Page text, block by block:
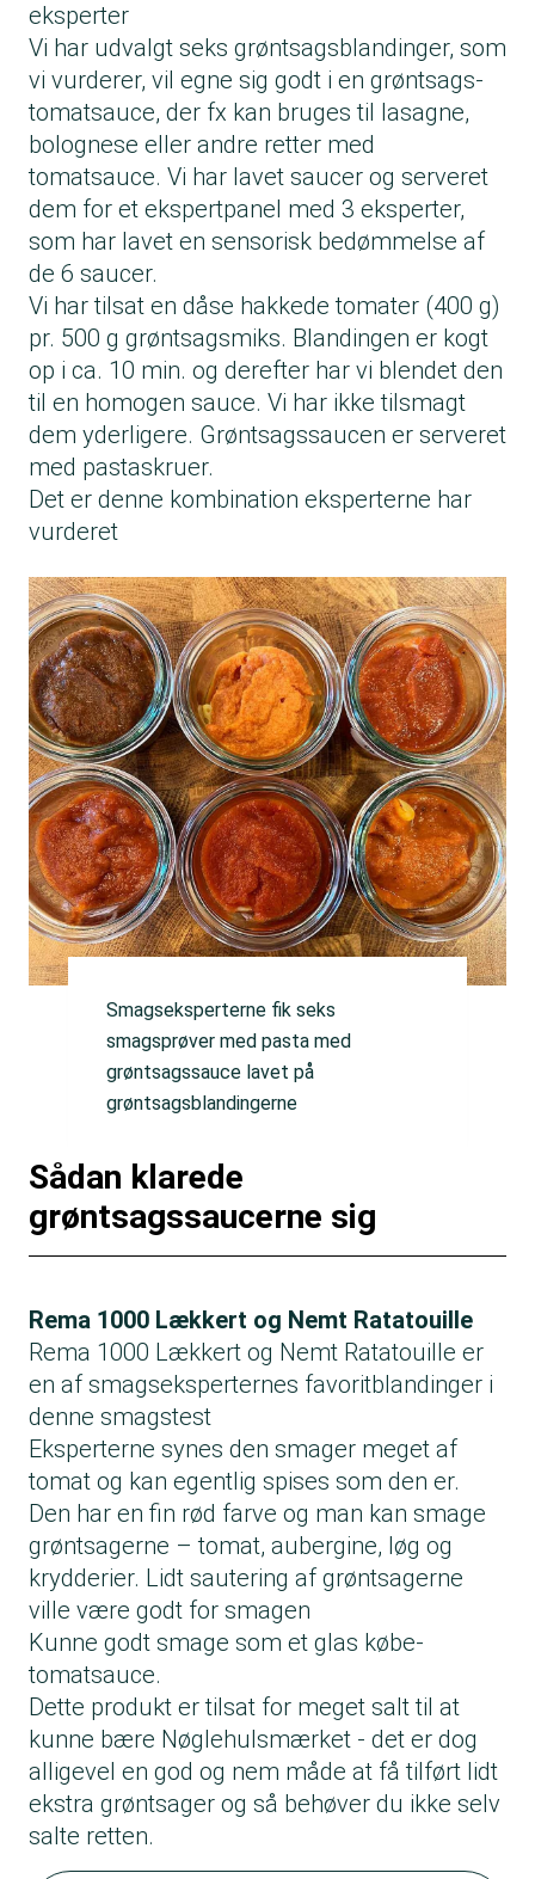
eksperter
Vi har udvalgt seks grøntsagsblandinger, som
vi vurderer, vil egne sig godt i en grøntsags-
tomatsauce, der fx kan bruges til lasagne,
bolognese eller andre retter med
tomatsauce. Vi har lavet saucer og serveret
dem for et ekspertpanel med 3 eksperter,
som har lavet en sensorisk bedømmelse af
de 6 saucer.
Vi har tilsat en dåse hakkede tomater (400 g)
pr. 500 g grøntsagsmiks. Blandingen er kogt
op i ca. 10 min. og derefter har vi blendet den
til en homogen sauce. Vi har ikke tilsmagt
dem yderligere. Grøntsagssaucen er serveret
med pastaskruer.
Det er denne kombination eksperterne har
vurderet
Smagseksperterne fik seks
smagsprøver med pasta med
grøntsagssauce lavet på
grøntsagsblandingerne
Sådan klarede
grøntsagssaucerne sig
Rema 1000 Lækkert og Nemt Ratatouille
Rema 1000 Lækkert og Nemt Ratatouille er
en af smagseksperternes favoritblandinger i
denne smagstest
Eksperterne synes den smager meget af
tomat og kan egentlig spises som den er.
Den har en fin rød farve og man kan smage
grøntsagerne – tomat, aubergine, løg og
krydderier. Lidt sautering af grøntsagerne
ville være godt for smagen
Kunne godt smage som et glas købe-
tomatsauce.
Dette produkt er tilsat for meget salt til at
kunne bære Nøglehulsmærket - det er dog
alligevel en god og nem måde at få tilført lidt
ekstra grøntsager og så behøver du ikke selv
salte retten.